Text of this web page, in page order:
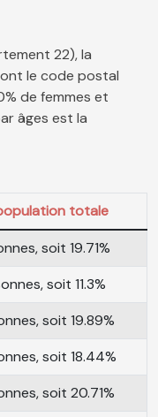
22), la
le code postal
de femmes et
âges est la
totale
soit 19.71%
soit 11.3%
soit 19.89%
soit 18.44%
soit 20.71%